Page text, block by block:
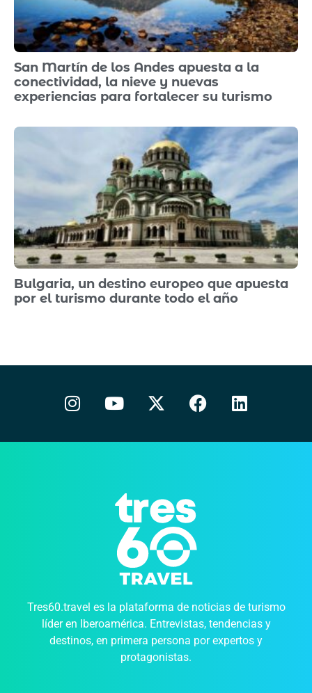
San Martín de los Andes apuesta a la
conectividad, la nieve y nuevas
experiencias para fortalecer su turismo
Bulgaria, un destino europeo que apuesta
por el turismo durante todo el año
Tres60.travel es la plataforma de noticias de turismo
líder en Iberoamérica. Entrevistas, tendencias y
destinos, en primera persona por expertos y
protagonistas.